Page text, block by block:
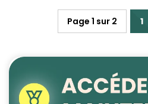
Page 1 sur 2 1